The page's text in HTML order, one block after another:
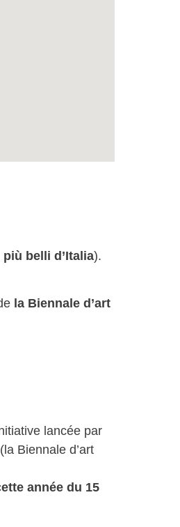
belli d’Italia).
la Biennale d’art
lancée par
(la Biennale d’art
année du 15